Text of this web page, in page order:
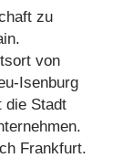
zu
von
Isenburg
die Stadt
Frankfurt.